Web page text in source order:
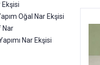
Ekşisi
Oğal Nar Ekşisi
Nar
Nar Ekşisi